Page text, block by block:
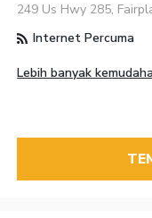
249 Us Hwy 285,
Internet Percuma
Lebih banyak